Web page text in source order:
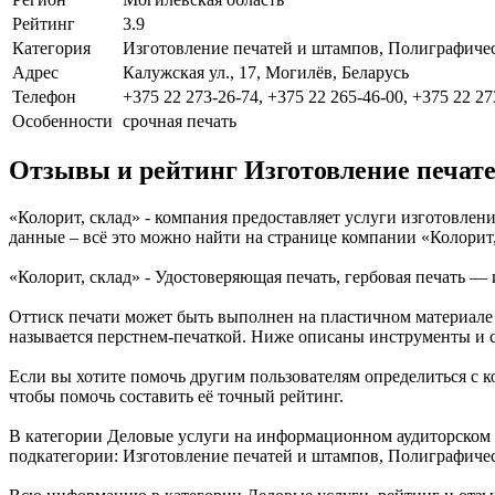
Рейтинг
3.9
Категория
Изготовление печатей и штампов,
Адрес
Калужская ул., 17, Могилёв, Беларусь
Телефон
+375 22 273-26-74, +375 22 265-46-00, +375 22
Особенности срочная печать
Отзывы и рейтинг Изготовление
«Колорит, склад» - компания предоставляет услуги
данные – всё это можно найти на странице компании
«Колорит, склад» - Удостоверяющая печать, гербовая печать
Оттиск печати может быть выполнен на пластичном
называется перстнем-печаткой. Ниже описаны инструменты и
Если вы хотите помочь другим пользователям определиться с
чтобы помочь составить её точный рейтинг.
В категории Деловые услуги на информационном
подкатегории: Изготовление печатей и штампов,